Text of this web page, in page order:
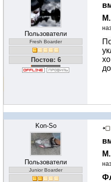
Пользователи
Fresh Boarder
Постов: 6
Kon-So
Пользователи
Junior Boarder